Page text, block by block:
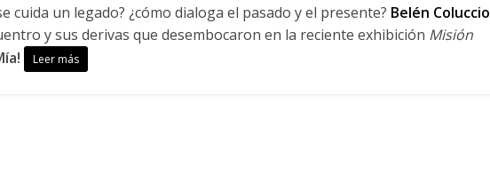
cuida un legado? ¿cómo dialoga el pasado y el presente? Belén Coluccio
y sus derivas que desembocaron en la reciente exhibición Misión
Leer más